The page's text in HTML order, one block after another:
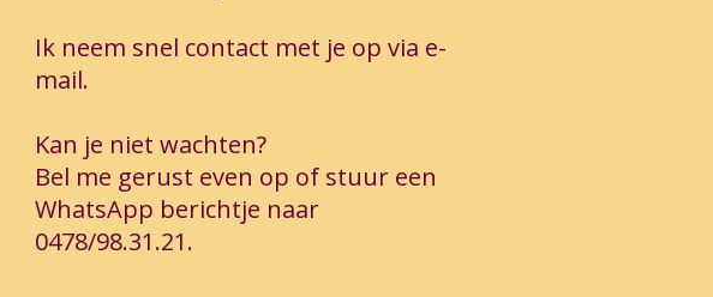
Ik neem snel contact met je op via e-
mail.
Kan je niet wachten?
Bel me gerust even op of stuur een
WhatsApp berichtje naar
0478/98.31.21.